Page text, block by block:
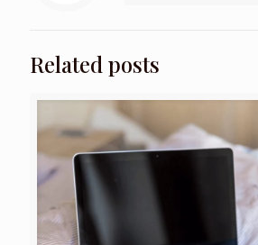
Related posts